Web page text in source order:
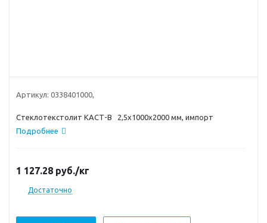
Артикул: 0338401000,
Стеклотекстолит КАСТ-В 2,5х1000х2000 мм, импорт
Подробнее
1 127.28 руб./кг
Достаточно